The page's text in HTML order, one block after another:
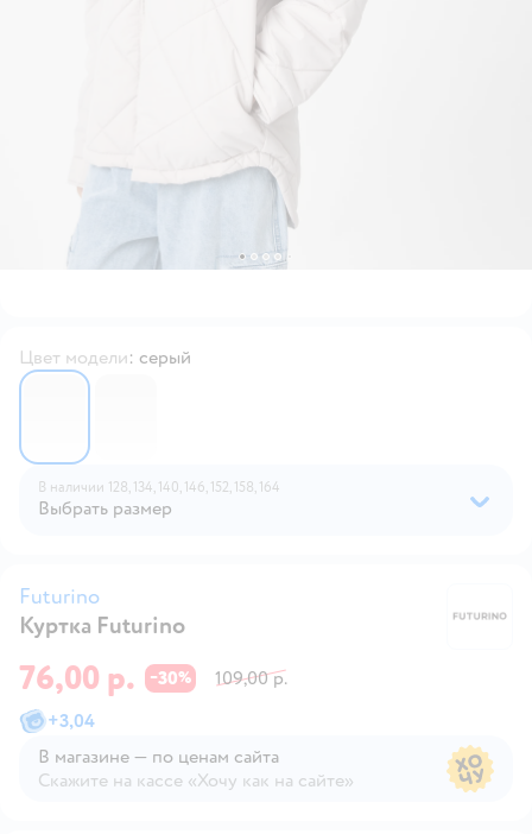
Цвет модели: серый
6744891
В наличии 128, 134, 140, 146, 152, 158, 164
Выбрать размер
Futurino
Куртка Futurino
76,00 р. −30%
109,00 р.
+3,04
В магазине — по ценам сайта
Скажите на кассе «Хочу как на сайте»